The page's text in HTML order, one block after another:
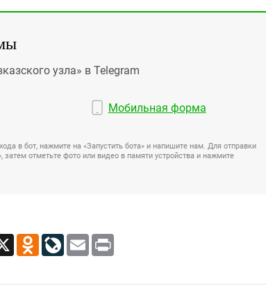
узла» в Telegram
Мобильная форма
в бот, нажмите на «Запустить бота» и напишите нам. Для отправки
отметьте фото или видео в памяти устройства и нажмите
X Odnoklassniki
LiveJournal
Email